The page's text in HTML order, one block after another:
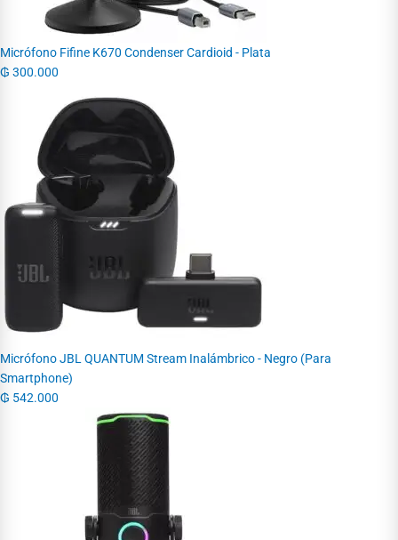
Micrófono Fifine K670 Condenser Cardioid - Plata
₲ 300.000
Micrófono JBL QUANTUM Stream Inalámbrico - Negro (Para
Smartphone)
₲ 542.000